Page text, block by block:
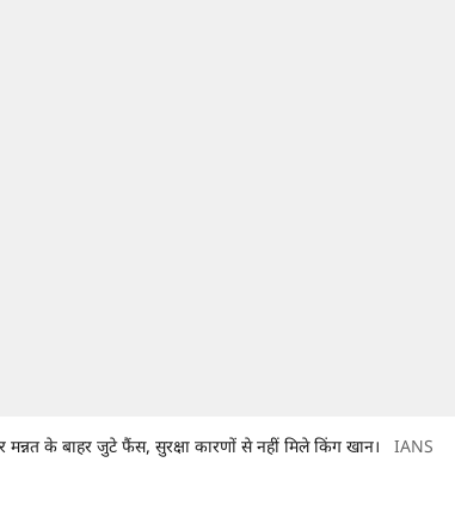
के बाहर जुटे फैंस, सुरक्षा कारणों से नहीं मिले किंग खान। IANS